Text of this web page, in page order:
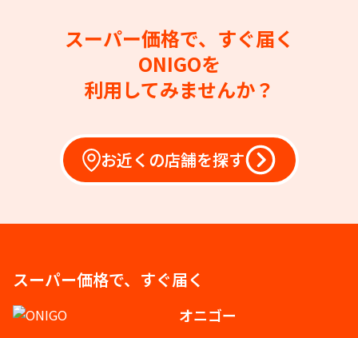
スーパー価格で、すぐ届く
ONIGOを
利用してみませんか？
お近くの店舗を探す
スーパー価格で、すぐ届く
オニゴー